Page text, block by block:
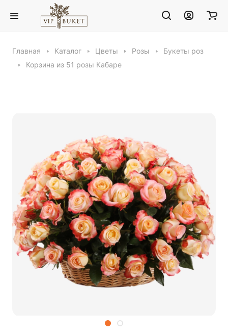
Главная Каталог Цветы Розы
Букеты роз
Корзина из 51 розы Кабаре